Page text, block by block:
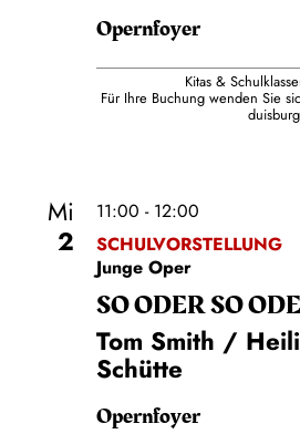
Opernfoyer
Kitas &
Für Ihre Buchung wenden Sie
Mi
2
11:00 - 12:00
SCHULVORSTELLUNG
Junge Oper
SO ODER SO
Tom Smith /
Schütte
Opernfoyer